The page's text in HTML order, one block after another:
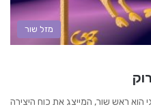
מזל שור
הוא ראש שור, המייצג את כוח היצירה